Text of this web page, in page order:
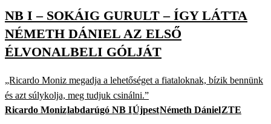
NB I – SOKÁIG GURULT – ÍGY LÁTTA
NÉMETH DÁNIEL AZ ELSŐ
ÉLVONALBELI GÓLJÁT
„Ricardo Moniz megadja a lehetőséget a fiataloknak, bízik bennünk
és azt súlykolja, meg tudjuk csinálni.”
Ricardo Monizlabdarúgó NB IÚjpestNémeth DánielZTE